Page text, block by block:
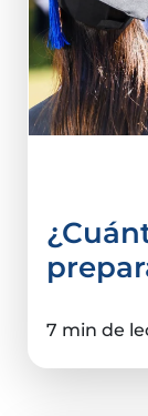
7 min de